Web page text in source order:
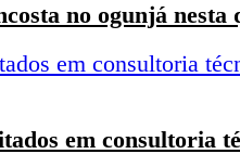
no ogunjá
em consultoria